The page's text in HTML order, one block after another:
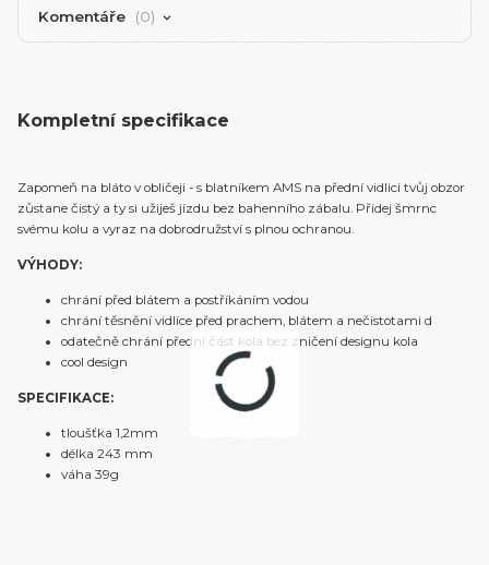
Komentáře 0
Kompletní specifikace
Zapomeň na bláto v obličeji - s blatníkem AMS na přední vidlici tvůj obzor
zůstane čistý a ty si užiješ jízdu bez bahenního zábalu. Přidej šmrnc
svému kolu a vyraz na dobrodružství s plnou ochranou.
VÝHODY:
chrání před blátem a postříkáním vodou
chrání těsnění vidlice před prachem, blátem a nečistotami d
odatečně chrání přední část kola bez zničení designu kola
cool design
SPECIFIKACE:
tloušťka 1,2mm
délka 243 mm
váha 39g